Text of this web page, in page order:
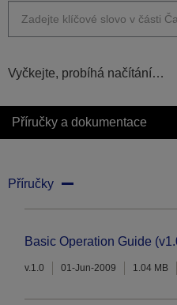
Vyčkejte, probíhá načítání…
Příručky a dokumentace
Příručky
Basic Operation Guide
v.1.0 01-Jun-2009 1.04 MB